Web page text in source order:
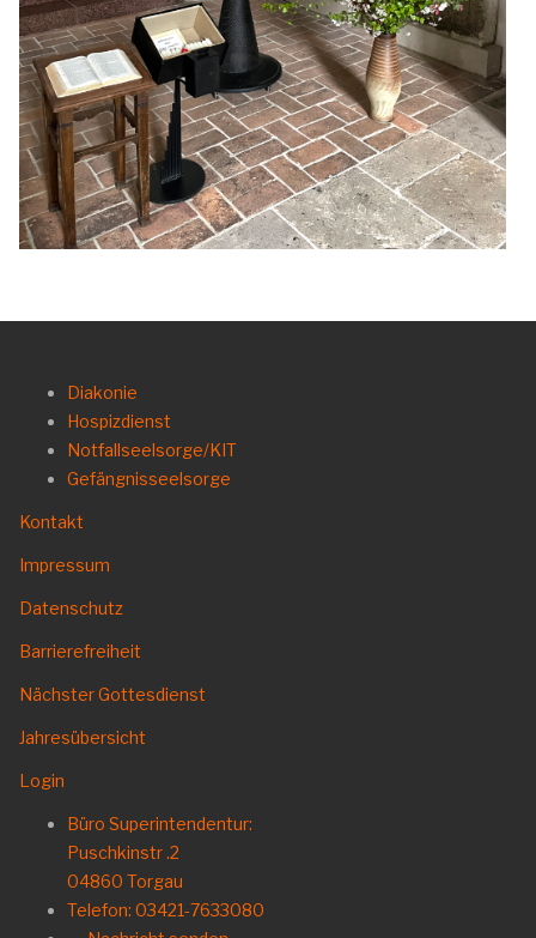
Diakonie
Hospizdienst
Notfallseelsorge/KIT
Gefängnisseelsorge
Kontakt
Impressum
Datenschutz
Barrierefreiheit
Nächster Gottesdienst
Jahresübersicht
Login
Büro Superintendentur:
Puschkinstr .2
04860 Torgau
Telefon: 03421-7633080